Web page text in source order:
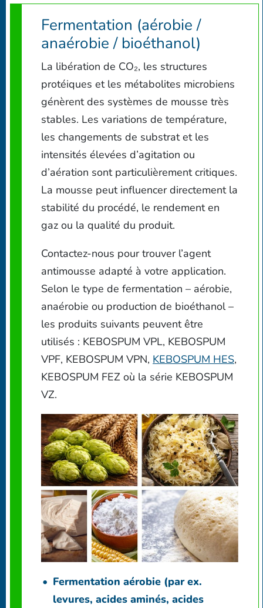
Fermentation (aérobie /
anaérobie / bioéthanol)
La libération de CO₂, les structures
protéiques et les métabolites microbiens
génèrent des systèmes de mousse très
stables. Les variations de température,
les changements de substrat et les
intensités élevées d’agitation ou
d’aération sont particulièrement critiques.
La mousse peut influencer directement la
stabilité du procédé, le rendement en
gaz ou la qualité du produit.
Contactez-nous pour trouver l’agent
antimousse adapté à votre application.
Selon le type de fermentation – aérobie,
anaérobie ou production de bioéthanol –
les produits suivants peuvent être
utilisés : KEBOSPUM VPL, KEBOSPUM
VPF, KEBOSPUM VPN, KEBOSPUM HES,
KEBOSPUM FEZ où la série KEBOSPUM
VZ.
Fermentation aérobie (par ex.
levures, acides aminés, acides